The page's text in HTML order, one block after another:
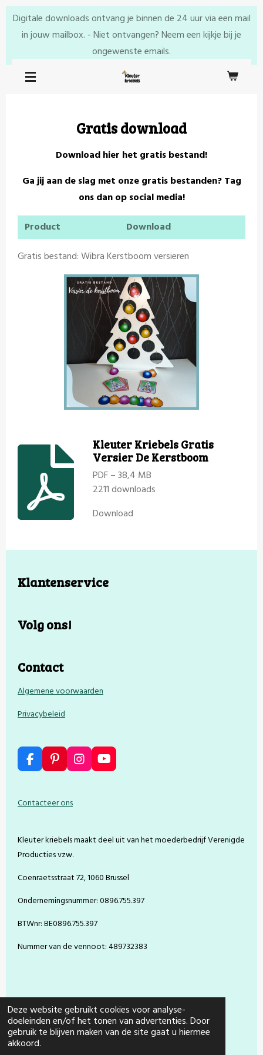
Deze website gebruikt cookies voor analyse-
doeleinden en/of het tonen van advertenties. Door
gebruik te blijven maken van de site gaat u hiermee
akkoord.
Ga
direct
de
hoofdinhoud
Digitale downloads ontvang je binnen de 24 uur via een mail
in jouw mailbox. - Niet ontvangen? Neem een kijkje bij je
ongewenste emails.
Gratis download
Download hier het gratis bestand!
Ga jij aan de slag met onze gratis bestanden? Tag
ons dan op social media!
Product
Download
Gratis bestand: Wibra Kerstboom versieren
Kleuter Kriebels Gratis
Versier De Kerstboom
PDF – 38,4 MB
2211 downloads
Download
Klantenservice
Volg ons!
Contact
Algemene voorwaarden
Privacybeleid
F
a
e
b
k
P
i
e
s
t
I
n
a
Y
o
Contacteer ons
Kleuter kriebels maakt deel uit van het moederbedrijf Verenigde
Producties vzw.
Coenraetsstraat 72, 1060 Brussel
Ondernemingsnummer: 0896.755.397
BTWnr: BE0896.755.397
Nummer van de vennoot: 489732383
© 2021 - 2026 Kleuter Kriebels